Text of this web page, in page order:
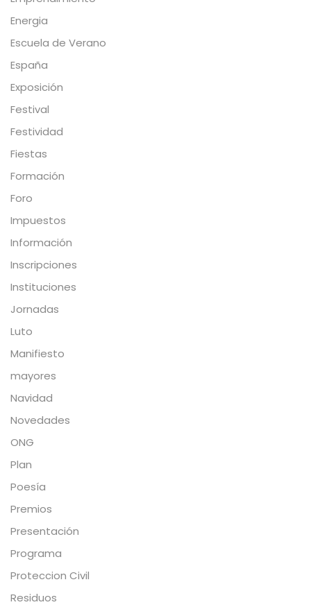
Energia
Escuela de Verano
España
Exposición
Festival
Festividad
Fiestas
Formación
Foro
Impuestos
Información
Inscripciones
Instituciones
Jornadas
Luto
Manifiesto
mayores
Navidad
Novedades
ONG
Plan
Poesía
Premios
Presentación
Programa
Proteccion Civil
Residuos